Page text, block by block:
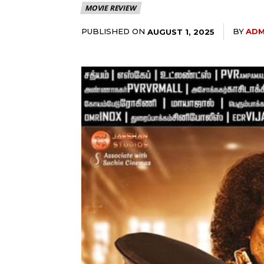
MOVIE REVIEW
PUBLISHED ON AUGUST 1, 2025 BY